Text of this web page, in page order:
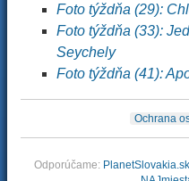
Foto týždňa (29):
Foto týždňa (33):
Seychely
Foto týždňa (41):
Ochrana
Odporúčame: PlanetSlovakia.sk